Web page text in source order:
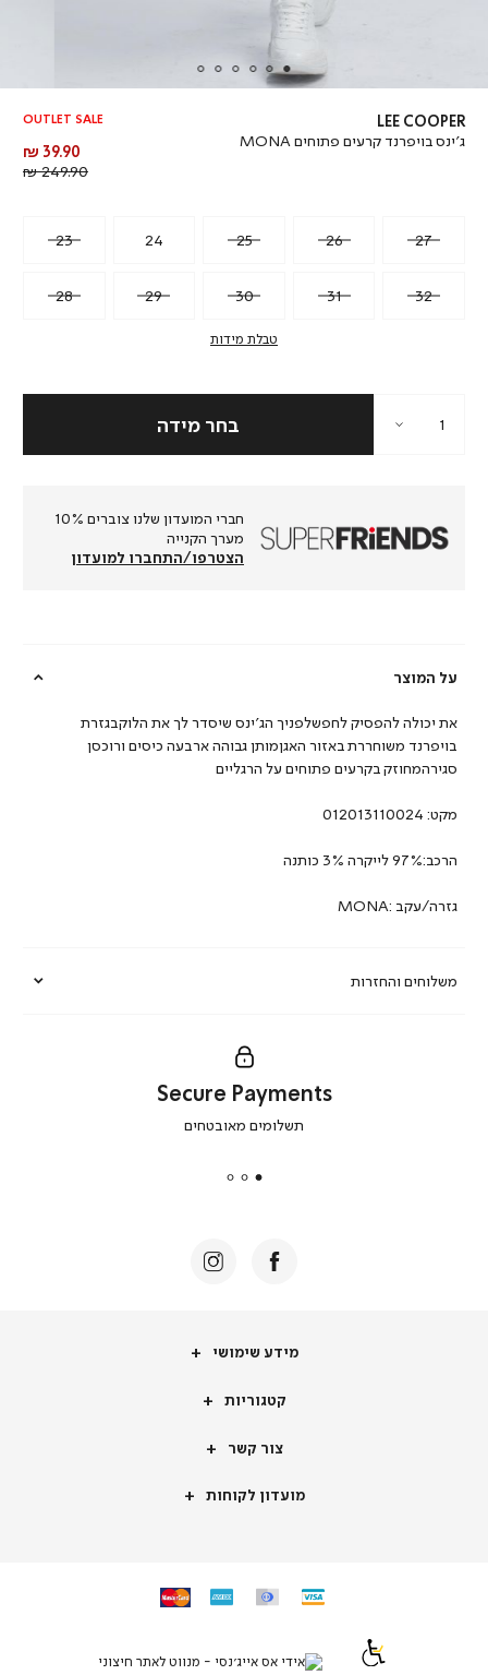
LEE COOPER
ג’ינס בויפרנד קרעים פתוחים MONA
OUTLET SALE
מחיר
מוצר
39.90 ₪
249.90 ₪
23 24 25 26 27
28 29 30 31 32
טבלת מידות
חברי המועדון שלנו צוברים 10%
מערך הקנייה
הצטרפו/התחברו למועדון
על המוצר
משלוחים והחזרות
את יכולה להפסיק לחפשלפניך הג’ינס שיסדר לך את הלוקבגזרת
בויפרנד משוחררת באזור האגןמותן גבוהה ארבעה כיסים ורוכסן
סגירהמחוזק בקרעים פתוחים על הרגליים
מקט: 012013110024
הרכב:97% לייקרה 3% כותנה
גזרה/עקב :MONA
secure
|
Secure Payments
תשלומים מאובטחים
מידע
מידע שימושי
קטגוריותקטגוריות
צור
צור קשר
מועדון
מועדון לקוחות